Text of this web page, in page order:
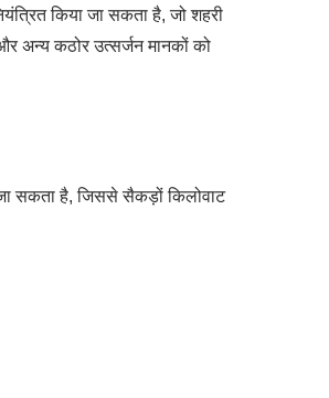
किया जा सकता है, जो शहरी
अन्य कठोर उत्सर्जन मानकों को
सकता है, जिससे सैकड़ों किलोवाट